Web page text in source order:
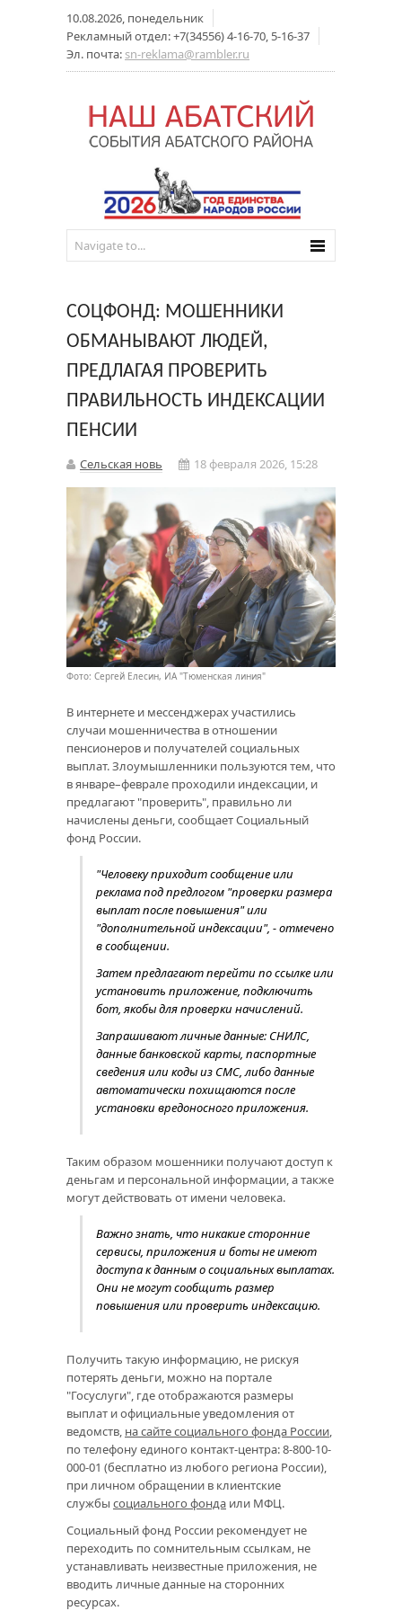
10.08.2026, понедельник
Рекламный отдел: +7(34556) 4-16-70, 5-16-37
Эл. почта: sn-reklama@rambler.ru
СОЦФОНД: МОШЕННИКИ
ОБМАНЫВАЮТ ЛЮДЕЙ,
ПРЕДЛАГАЯ ПРОВЕРИТЬ
ПРАВИЛЬНОСТЬ ИНДЕКСАЦИИ
ПЕНСИИ
Сельская новь 18 февраля 2026, 15:28
Фото: Сергей Елесин, ИА "Тюменская линия"
В интернете и мессенджерах участились
случаи мошенничества в отношении
пенсионеров и получателей социальных
выплат. Злоумышленники пользуются тем, что
в январе–феврале проходили индексации, и
предлагают "проверить", правильно ли
начислены деньги, сообщает Социальный
фонд России.
"Человеку приходит сообщение или
реклама под предлогом "проверки размера
выплат после повышения" или
"дополнительной индексации", - отмечено
в сообщении.
Затем предлагают перейти по ссылке или
установить приложение, подключить
бот, якобы для проверки начислений.
Запрашивают личные данные: СНИЛС,
данные банковской карты, паспортные
сведения или коды из СМС, либо данные
автоматически похищаются после
установки вредоносного приложения.
Таким образом мошенники получают доступ к
деньгам и персональной информации, а также
могут действовать от имени человека.
Важно знать, что никакие сторонние
сервисы, приложения и боты не имеют
доступа к данным о социальных выплатах.
Они не могут сообщить размер
повышения или проверить индексацию.
Получить такую информацию, не рискуя
потерять деньги, можно на портале
"Госуслуги", где отображаются размеры
выплат и официальные уведомления от
ведомств, на сайте социального фонда России,
по телефону единого контакт-центра: 8-800-10-
000-01 (бесплатно из любого региона России),
при личном обращении в клиентские
службы социального фонда или МФЦ.
Социальный фонд России рекомендует не
переходить по сомнительным ссылкам, не
устанавливать неизвестные приложения, не
вводить личные данные на сторонних
ресурсах.